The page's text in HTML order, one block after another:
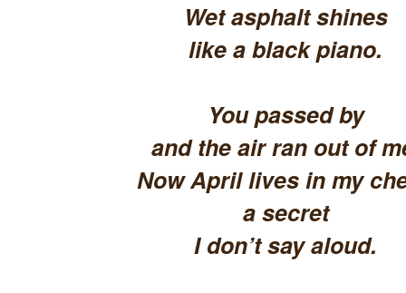
Wet asphalt shines
like a black piano.
You passed by
and the air ran out of
Now April lives in my
a secret
I don’t say aloud.